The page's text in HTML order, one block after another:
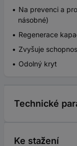
Na prevenci a
násobné)
Regenerace
Zvyšuje
Odolný kryt
Technické
Ke stažení